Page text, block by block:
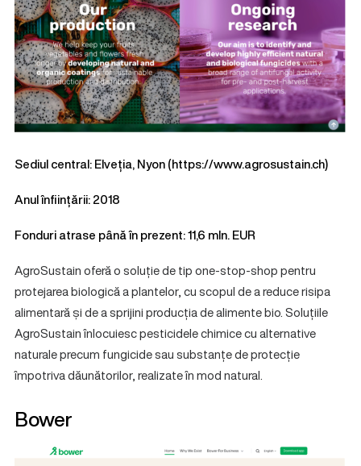
Sediul central: Elveția, Nyon (https://www.agrosustain.ch)
Anul înființării: 2018
Fonduri atrase până în prezent: 11,6 mln. EUR
AgroSustain oferă o soluție de tip one-stop-shop pentru
protejarea biologică a plantelor, cu scopul de a reduce risipa
alimentară și de a sprijini producția de alimente bio. Soluțiile
AgroSustain înlocuiesc pesticidele chimice cu alternative
naturale precum fungicide sau substanțe de protecție
împotriva dăunătorilor, realizate în mod natural.
Bower